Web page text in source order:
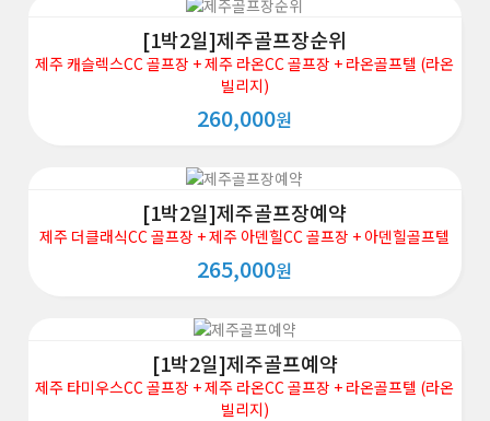
[1박2일]제주골프장순위
제주 캐슬렉스CC 골프장 + 제주 라온CC 골프장 + 라온골프텔 (라온
빌리지)
260,000원
[1박2일]제주골프장예약
제주 더클래식CC 골프장 + 제주 아덴힐CC 골프장 + 아덴힐골프텔
265,000원
[1박2일]제주골프예약
제주 타미우스CC 골프장 + 제주 라온CC 골프장 + 라온골프텔 (라온
빌리지)